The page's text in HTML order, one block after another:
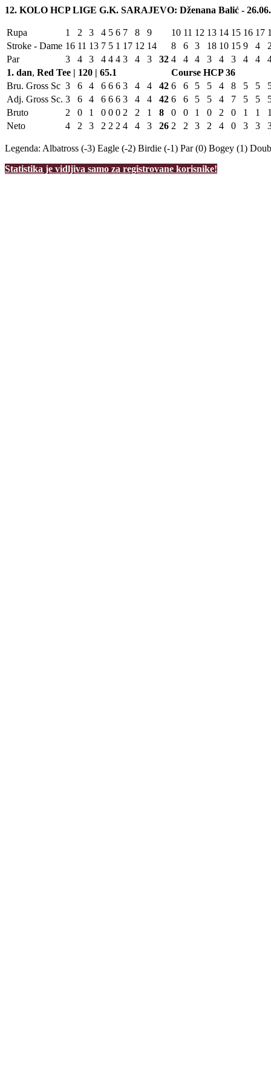
12. KOLO HCP LIGE G.K. SARAJEVO: Dženana Balić -
Rupa 1 2 3 4 5 6 7 8 9 10 11 12 13 14 15 16 17
Stroke - Dame 16 11 13 7 5 1 17 12 14 8 6 3 18 10 15 9 4
Par
3 4 3 4 4 4 3 4 3 32 4 4 4 3 4 3 4 4
1. dan, Red Tee | 120 | 65.1 Course HCP36
Bru. Gross Sc 3 6 4 6 6 6 3 4 4 42 6 6 5 5 4 8 5 5
Adj. Gross Sc. 3 6 4 6 6 6 3 4 4 42 6 6 5 5 4 7 5 5
Bruto
2 0 1 0 0 0 2 2 1 8 0 0 1 0 2 0 1 1
Neto
4 2 3 2 2 2 4 4 3 26 2 2 3 2 4 0 3 3
Legenda: Albatross (-3) Eagle (-2) Birdie (-1) Par (0) Bogey (1)
Statistika je vidljiva samo za registrovane korisnike!